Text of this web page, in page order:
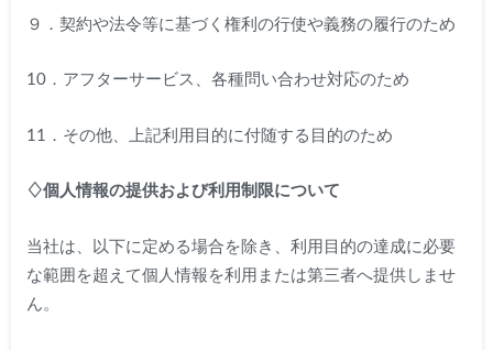
９．契約や法令等に基づく権利の行使や義務の履行のため
10．アフターサービス、各種問い合わせ対応のため
11．その他、上記利用目的に付随する目的のため
♢個人情報の提供および利用制限について
当社は、以下に定める場合を除き、利用目的の達成に必要
な範囲を超えて個人情報を利用または第三者へ提供しませ
ん。